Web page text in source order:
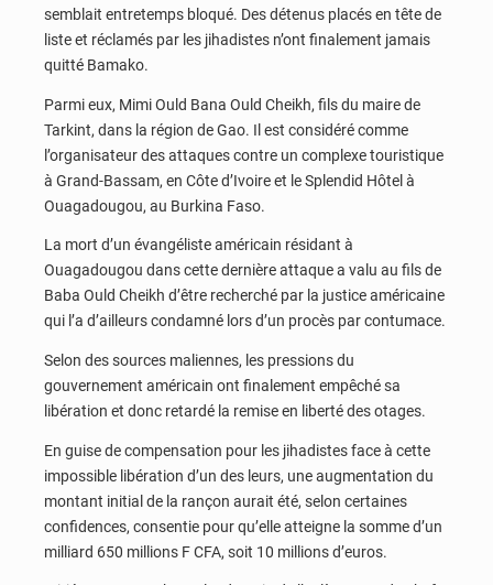
semblait entretemps bloqué. Des détenus placés en tête de
liste et réclamés par les jihadistes n’ont finalement jamais
quitté Bamako.
Parmi eux, Mimi Ould Bana Ould Cheikh, fils du maire de
Tarkint, dans la région de Gao. Il est considéré comme
l’organisateur des attaques contre un complexe touristique
à Grand-Bassam, en Côte d’Ivoire et le Splendid Hôtel à
Ouagadougou, au Burkina Faso.
La mort d’un évangéliste américain résidant à
Ouagadougou dans cette dernière attaque a valu au fils de
Baba Ould Cheikh d’être recherché par la justice américaine
qui l’a d’ailleurs condamné lors d’un procès par contumace.
Selon des sources maliennes, les pressions du
gouvernement américain ont finalement empêché sa
libération et donc retardé la remise en liberté des otages.
En guise de compensation pour les jihadistes face à cette
impossible libération d’un des leurs, une augmentation du
montant initial de la rançon aurait été, selon certaines
confidences, consentie pour qu’elle atteigne la somme d’un
milliard 650 millions F CFA, soit 10 millions d’euros.